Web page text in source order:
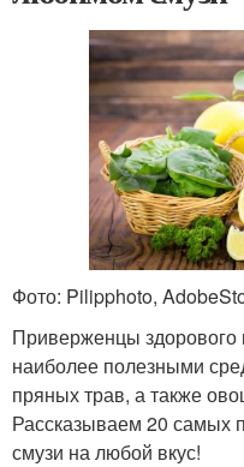
Фото: Pilipphoto,
Приверженцы здорового
наиболее полезными
пряных трав, а также
Рассказываем 20 самых
смузи на любой вкус!